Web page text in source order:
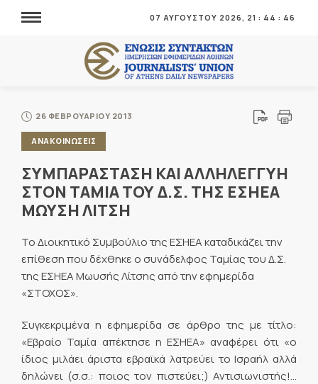
07 ΑΥΓΟΥΣΤΟΥ 2026, 21 : 44 : 46
26 ΦΕΒΡΟΥΑΡΙΟΥ 2013
ΑΝΑΚΟΙΝΩΣΕΙΣ
ΣΥΜΠΑΡΑΣΤΑΣΗ ΚΑΙ ΑΛΛΗΛΕΓΓΥΗ
ΣΤΟΝ ΤΑΜΙΑ ΤΟΥ Δ.Σ. ΤΗΣ ΕΣΗΕΑ
ΜΩΥΣΗ ΛΙΤΣΗ
Το Διοικητικό Συμβούλιο της ΕΣΗΕΑ καταδικάζει την
επίθεση που δέχθηκε ο συνάδελφος Ταμίας του Δ.Σ.
της ΕΣΗΕΑ Μωυσής Λίτσης από την εφημερίδα
«ΣΤΟΧΟΣ».
Συγκεκριμένα η εφημερίδα σε άρθρο της με τίτλο:
«Εβραίο Ταμία απέκτησε η ΕΣΗΕΑ» αναφέρει ότι «ο
ίδιος μιλάει άριστα εβραϊκά λατρεύει το Ισραήλ αλλά
δηλώνει (σ.σ.: ποιος τον πιστεύει;) Αντισιωνιστής!…